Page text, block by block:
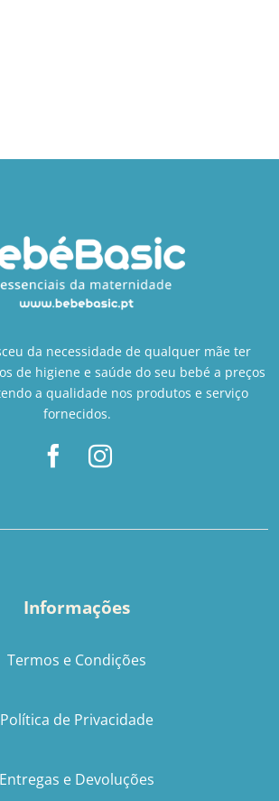
da necessidade de qualquer mãe ter
de higiene e saúde do seu bebé a preços
a qualidade nos produtos e serviço
fornecidos.
Informações
Termos e Condições
Política de Privacidade
Entregas e Devoluções